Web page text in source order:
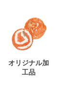
オリジナル加
工品